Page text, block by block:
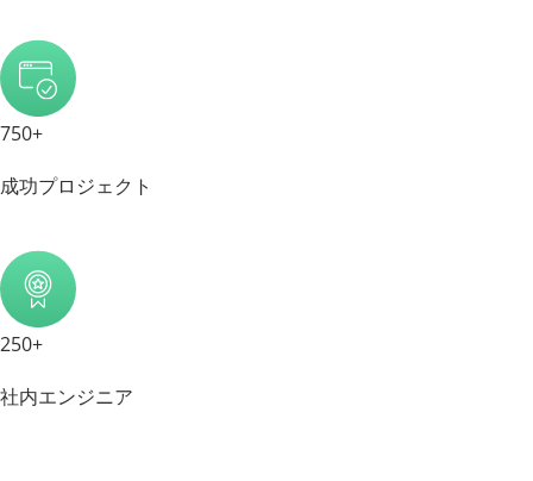
750+
成功プロジェクト
250+
社内エンジニア